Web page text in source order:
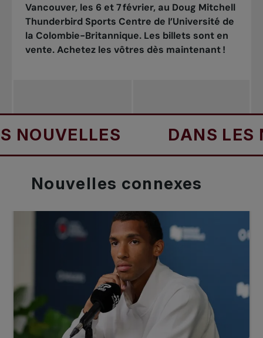
Vancouver, les 6 et 7 février, au Doug Mitchell
Thunderbird Sports Centre de l’Université de
la Colombie-Britannique. Les billets sont en
vente. Achetez les vôtres dès maintenant !
DANS LES
Nouvelles connexes